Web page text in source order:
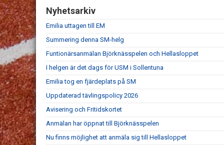
Nyhetsarkiv
Emilia uttagen till EM
Summering denna SM-helg
Funtionärsanmälan Björknässpelen och Hellasloppet
I helgen är det dags för USM i Sollentuna
Emilia tog en fjärdeplats på SM
Uppdaterad tävlingspolicy 2026
Avisering och Fritidskortet
Anmälan har öppnat till Björknässpelen
Nu finns möjlighet att anmäla sig till Hellasloppet